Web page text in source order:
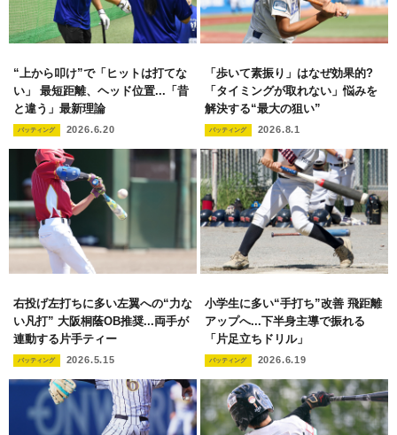
“上から叩け”で「ヒットは打てな
い」 最短距離、ヘッド位置...「昔
と違う」最新理論
バッティング 2026.6.20
「歩いて素振り」はなぜ効果的?
「タイミングが取れない」悩みを
解決する“最大の狙い”
バッティング 2026.8.1
右投げ左打ちに多い左翼への“力な
い凡打” 大阪桐蔭OB推奨...両手が
連動する片手ティー
バッティング 2026.5.15
小学生に多い“手打ち”改善 飛距離
アップへ...下半身主導で振れる
「片足立ちドリル」
バッティング 2026.6.19